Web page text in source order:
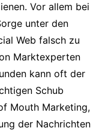
Vor allem bei
unter den
Web falsch zu
Marktexperten
kann oft der
Schub
Mouth Marketing,
der Nachrichten